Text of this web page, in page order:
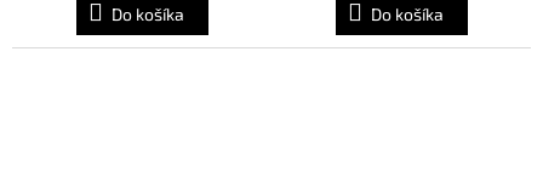
Do košíka Do košíka